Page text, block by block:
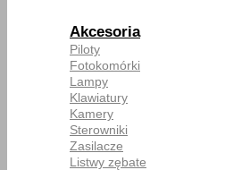
Akcesoria
Piloty
Fotokomórki
Lampy
Klawiatury
Kamery
Sterowniki
Zasilacze
Listwy zębate